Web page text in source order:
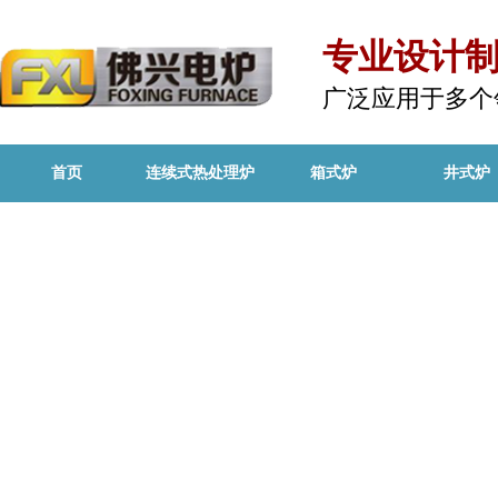
专业设计
广泛应用于多
首页 连续式热处理炉 箱式炉 井式炉